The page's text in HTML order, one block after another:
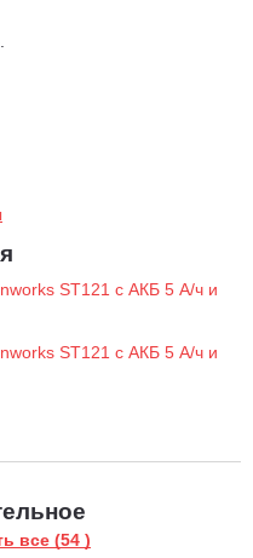
делает инструмент
передаточного
маневров в ограниченном
преимуществ.
более высокий
срок службы.
все (54 )